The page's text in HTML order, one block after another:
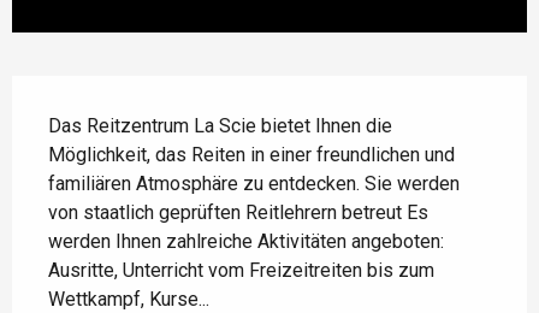
Das Reitzentrum La Scie bietet Ihnen die
Möglichkeit, das Reiten in einer freundlichen und
familiären Atmosphäre zu entdecken. Sie werden
von staatlich geprüften Reitlehrern betreut Es
werden Ihnen zahlreiche Aktivitäten angeboten:
Ausritte, Unterricht vom Freizeitreiten bis zum
Wettkampf, Kurse...